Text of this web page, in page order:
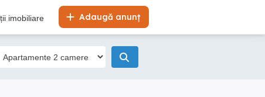
Adaugă anunț
imobiliare
Listă